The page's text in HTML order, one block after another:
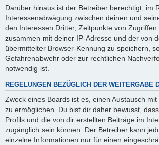
Darüber hinaus ist der Betreiber berechtigt, im
Interessenabwägung zwischen deinen und
den Interessen Dritter, Zeitpunkte von Zugriffen
zusammen mit deiner IP-Adresse und der von
übermittelter Browser-Kennung zu speichern,
Gefahrenabwehr oder zur rechtlichen
notwendig ist.
REGELUNGEN BEZÜGLICH DER WEITERGABE
Zweck eines Boards ist es, einen Austausch
zu ermöglichen. Du bist dir daher bewusst,
Profils und die von dir erstellten Beiträge im
zugänglich sein können. Der Betreiber kann
einzelne Informationen nur für einen